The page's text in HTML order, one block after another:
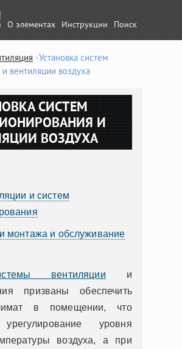
О элементах Инструкции Поиск
Установка систем
вентиляции воздуха
СИСТЕМ
И
ВОЗДУХА
и систем
монтажа и обслуживание
вентиляции и
призваны обеспечить
в помещении, что
урегулирование уровня
воздуха, а при